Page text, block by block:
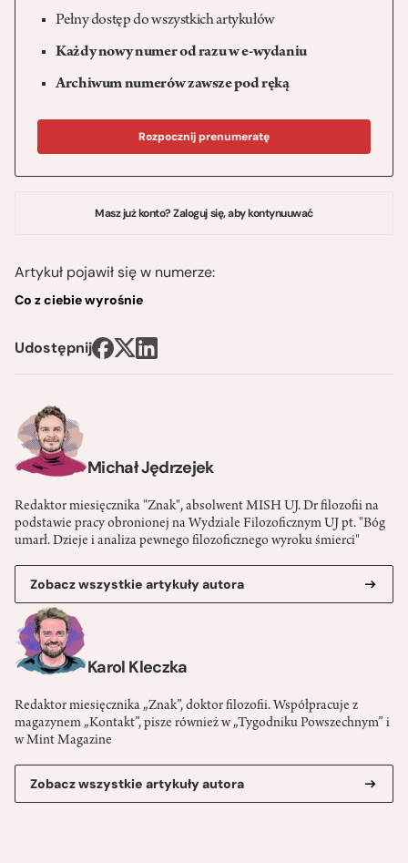
Michał Jędrzejek
Redaktor miesięcznika "Znak", absolwent MISH UJ. Dr filozofii na
podstawie pracy obronionej na Wydziale Filozoficznym UJ pt. "Bóg
umarł. Dzieje i analiza pewnego filozoficznego wyroku śmierci"
Zobacz wszystkie artykuły autora
Karol Kleczka
Redaktor miesięcznika „Znak”, doktor filozofii. Współpracuje z
magazynem „Kontakt”, pisze również w „Tygodniku Powszechnym” i
w Mint Magazine
Zobacz wszystkie artykuły autora
Pełny dostęp do wszystkich artykułów
Każdy nowy numer od razu w e-wydaniu
Archiwum numerów zawsze pod ręką
Rozpocznij prenumeratę
Masz już konto? Zaloguj się, aby kontynuuwać
Artykuł pojawił się w numerze:
Co z ciebie wyrośnie
Udostępnij